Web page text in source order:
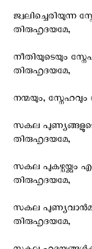
ജ്വലിച്ചെരിയുന്ന
തിരുഹൃദയമേ,
നീതിയുടെയും
തിരുഹൃദയമേ,
നന്മയും,
സകല
തിരുഹൃദയമേ,
സകല‍
തിരുഹൃദയമേ,
സകല
തിരുഹൃദയമേ,